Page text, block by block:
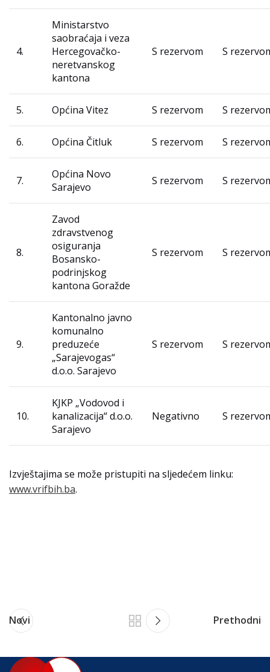
4.
Ministarstvo
saobraćaja i veza
Hercegovačko-
neretvanskog
kantona
S rezervom S
5. Općina Vitez S rezervom S
6. Općina Čitluk S rezervom S
7.
Općina Novo
Sarajevo
S rezervom S
8.
Zavod
zdravstvenog
osiguranja
Bosansko-
podrinjskog
kantona Goražde
S rezervom S
9.
Kantonalno javno
komunalno
preduzeće
„Sarajevogas“
d.o.o. Sarajevo
S rezervom S
10.
KJKP „Vodovod i
kanalizacija“ d.o.o.
Sarajevo
Negativno S
Izvještajima se može pristupiti na sljedećem linku:
www.vrifbih.ba.
Novi Prethodni